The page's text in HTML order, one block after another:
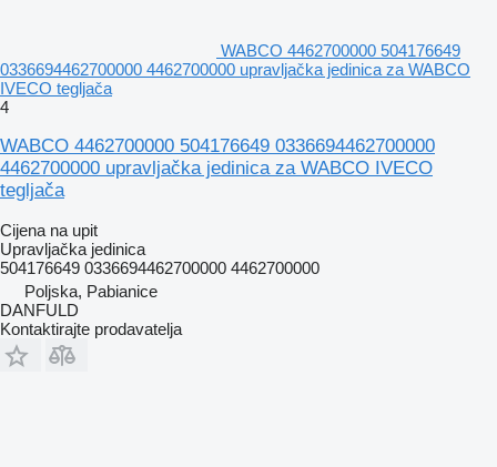
WABCO 4462700000 504176649
0336694462700000 4462700000 upravljačka jedinica za WABCO
IVECO tegljača
4
WABCO 4462700000 504176649 0336694462700000
4462700000 upravljačka jedinica za WABCO IVECO
tegljača
Cijena na upit
Upravljačka jedinica
504176649 0336694462700000 4462700000
Poljska, Pabianice
DANFULD
Kontaktirajte prodavatelja